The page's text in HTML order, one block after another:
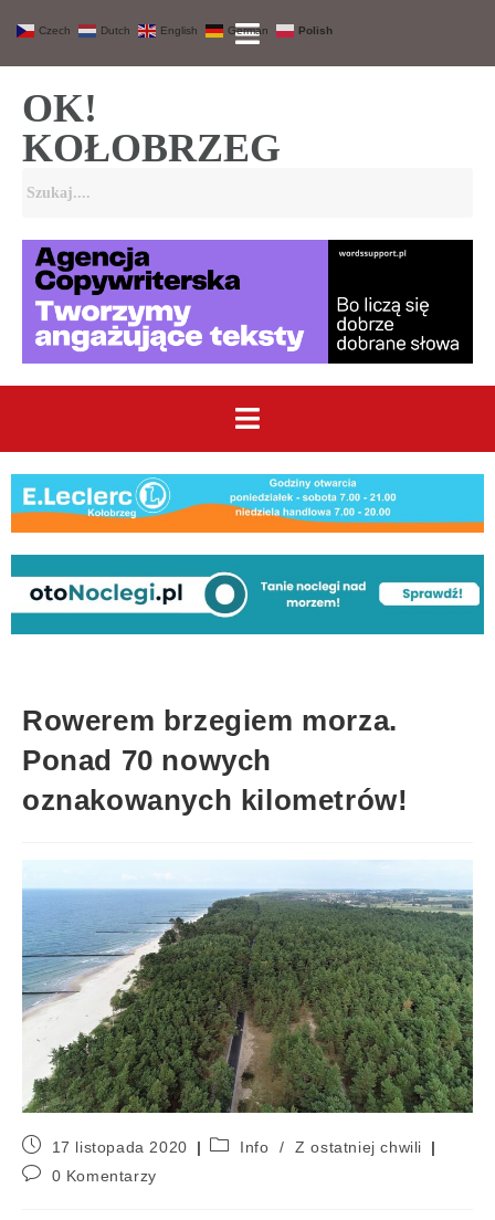
OK!
KOŁOBRZEG
Rowerem brzegiem morza.
Ponad 70 nowych
oznakowanych kilometrów!
17 listopada 2020 Info /
Z ostatniej chwili
0 Komentarzy
Czech Dutch English German Polish